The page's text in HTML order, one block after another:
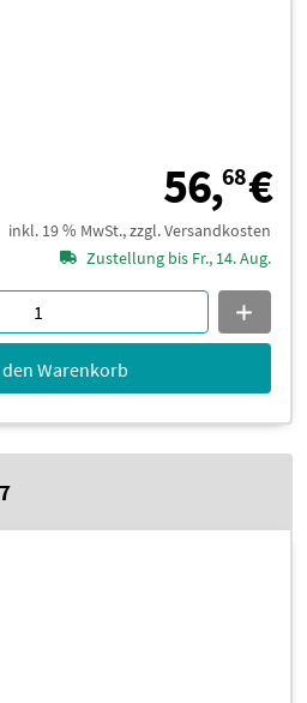
56,68€
inkl. 19 % MwSt., zzgl. Versandkosten
Zustellung bis Fr., 14. Aug.
den Warenkorb